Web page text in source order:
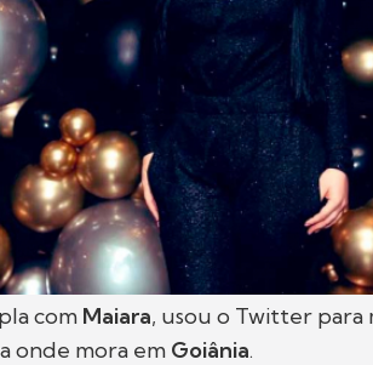
com Maiara, usou o Twitter
onde mora em Goiânia.